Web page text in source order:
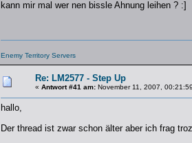
kann mir mal wer nen bissle Ahnung leihen ? :]
Enemy Territory Servers
Re: LM2577 - Step Up
« Antwort #41 am: November 11, 2007,
hallo,
Der thread ist zwar schon älter aber ich frag